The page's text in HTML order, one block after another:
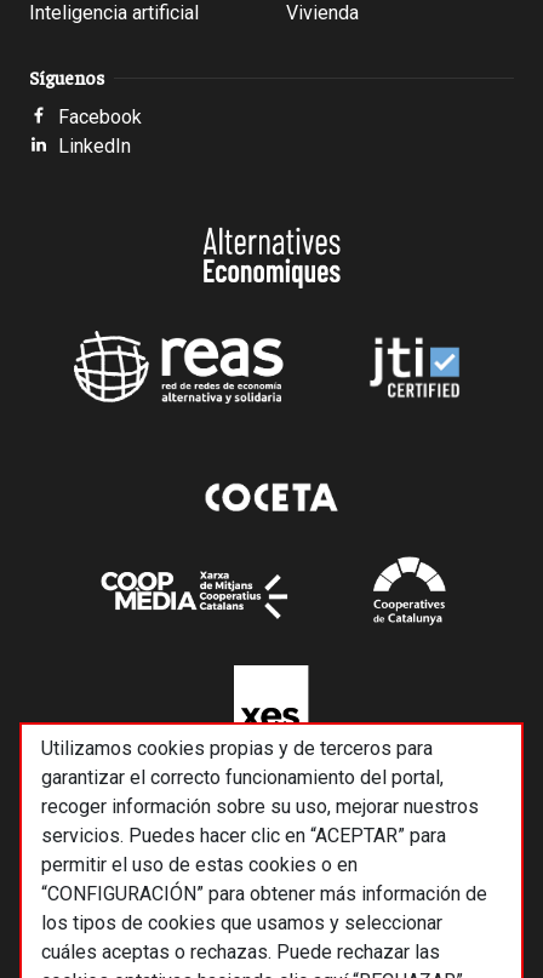
Utilizamos cookies propias y de terceros para
garantizar el correcto funcionamiento del portal,
recoger información sobre su uso, mejorar nuestros
servicios. Puedes hacer clic en “ACEPTAR” para
permitir el uso de estas cookies o en
“CONFIGURACIÓN” para obtener más información de
los tipos de cookies que usamos y seleccionar
cuáles aceptas o rechazas. Puede rechazar las
Inteligencia artificial
Vivienda
Síguenos
Facebook
LinkedIn